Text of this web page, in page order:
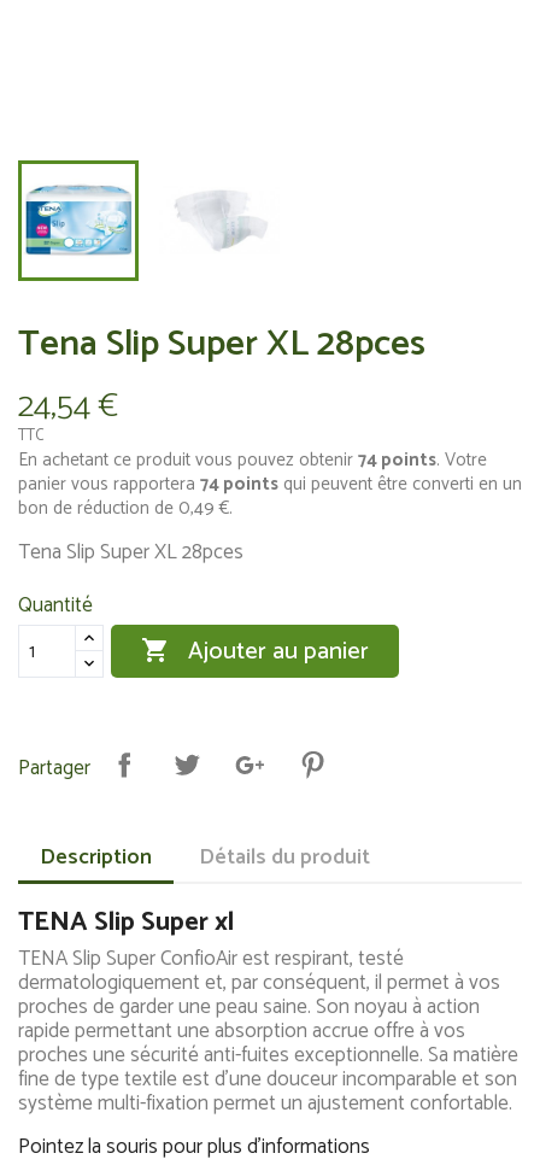
Tena Slip Super XL 28pces
24,54 €
TTC
En achetant ce produit vous pouvez obtenir74points. Votre
panier vous rapportera 74points qui peuvent être converti en un
bon de réduction de 0,49 €.
Tena Slip Super XL 28pces
Quantité
 Ajouter au panier
Partager
Description Détails du produit
TENA Slip Super xl
TENA Slip Super ConfioAir est respirant, testé
dermatologiquement et, par conséquent, il permet à vos
proches de garder une peau saine. Son noyau à action
rapide permettant une absorption accrue offre à vos
proches une sécurité anti-fuites exceptionnelle. Sa matière
fine de type textile est d'une douceur incomparable et son
système multi-fixation permet un ajustement confortable.
Pointez la souris pour plus d'informations